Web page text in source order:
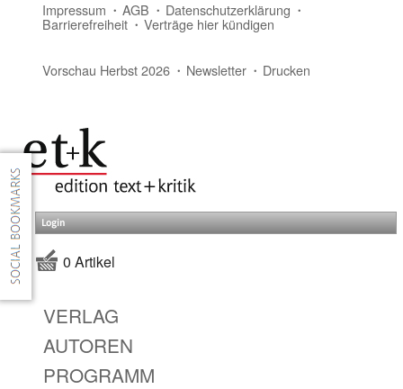
Impressum AGB Datenschutzerklärung
Barrierefreiheit Verträge hier kündigen
Vorschau Herbst 2026 Newsletter Drucken
Login
0 Artikel
VERLAG
AUTOREN
PROGRAMM